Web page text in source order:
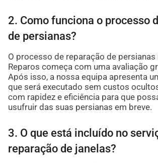
2. Como funciona o processo
de persianas?
O processo de reparação de persianas
Reparos começa com uma avaliação
Após isso, a nossa equipa apresenta
que será executado sem custos
com rapidez e eficiência para que
usufruir das suas persianas em breve.
3. O que está incluído no
reparação de janelas?